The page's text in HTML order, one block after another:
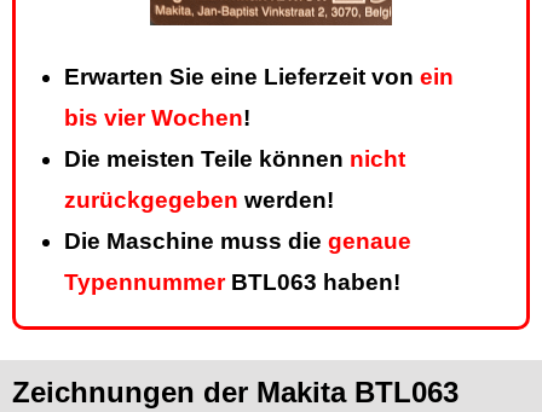
Erwarten Sie eine Lieferzeit von ein
bis vier Wochen!
Die meisten Teile können nicht
zurückgegeben werden!
Die Maschine muss die genaue
TypennummerBTL063 haben!
Zeichnungen der Makita BTL063